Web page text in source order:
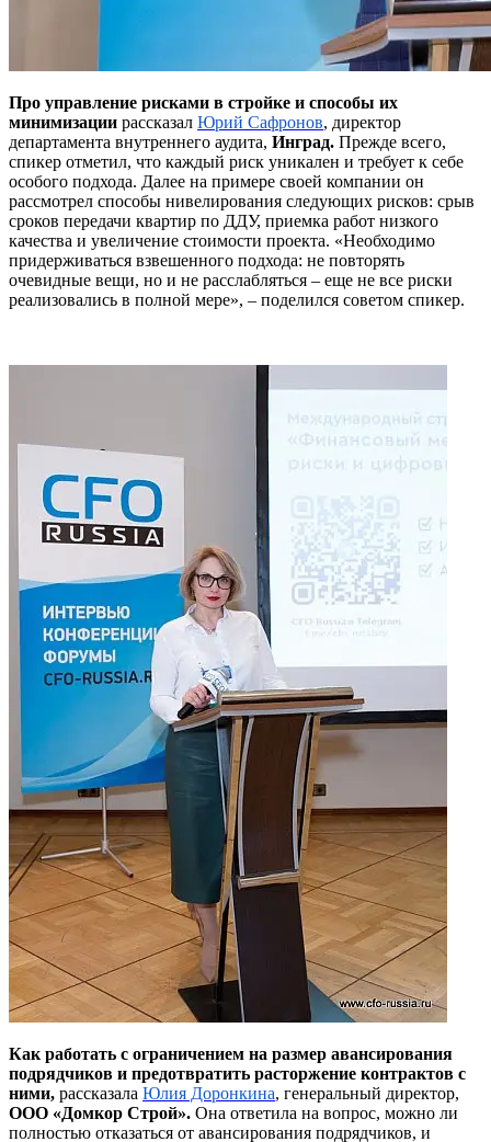
Про управление рисками в стройке и способы их
минимизации рассказал Юрий Сафронов, директор
департамента внутреннего аудита, Инград. Прежде всего,
спикер отметил, что каждый риск уникален и требует к себе
особого подхода. Далее на примере своей компании он
рассмотрел способы нивелирования следующих рисков: срыв
сроков передачи квартир по ДДУ, приемка работ низкого
качества и увеличение стоимости проекта. «Необходимо
придерживаться взвешенного подхода: не повторять
очевидные вещи, но и не расслабляться – еще не все риски
реализовались в полной мере», – поделился советом спикер.
Как работать с ограничением на размер авансирования
подрядчиков и предотвратить расторжение контрактов с
ними, рассказала Юлия Доронкина, генеральный директор,
ООО «Домкор Строй». Она ответила на вопрос, можно ли
полностью отказаться от авансирования подрядчиков, и